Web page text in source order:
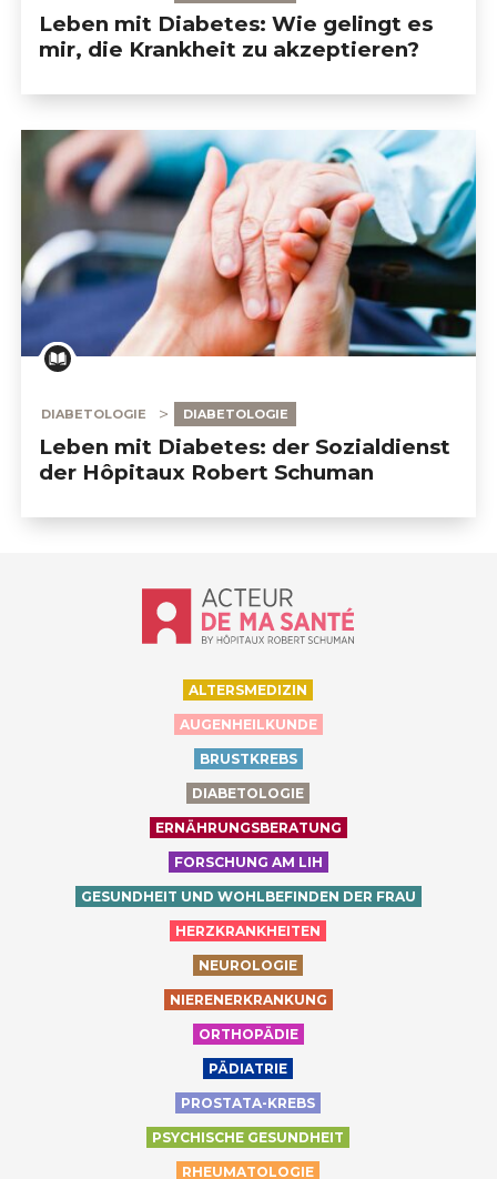
Leben mit Diabetes: Wie gelingt es
mir, die Krankheit zu akzeptieren?
DIABETOLOGIE DIABETOLOGIE
Leben mit Diabetes: der Sozialdienst
der Hôpitaux Robert Schuman
Accueil - Acteur de ma santé, by
ALTERSMEDIZIN
AUGENHEILKUNDE
BRUSTKREBS
DIABETOLOGIE
ERNÄHRUNGSBERATUNG
FORSCHUNG AM LIH
GESUNDHEIT UND WOHLBEFINDEN DER FRAU
HERZKRANKHEITEN
NEUROLOGIE
NIERENERKRANKUNG
ORTHOPÄDIE
PÄDIATRIE
PROSTATA-KREBS
PSYCHISCHE GESUNDHEIT
RHEUMATOLOGIE